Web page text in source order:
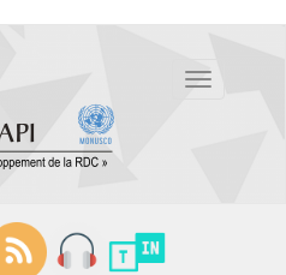
Toggle